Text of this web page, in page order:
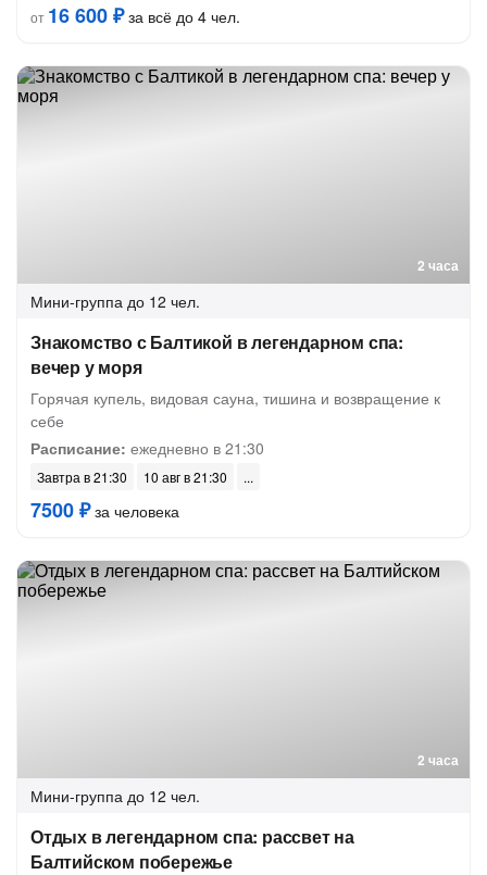
от 16 600 ₽за всё до 4 чел.
2 часа
Мини-группа до 12 чел.
Знакомство с Балтикой в легендарном спа:
вечер у моря
Горячая купель, видовая сауна, тишина и возвращение к
себе
Расписание: ежедневно в 21:30
Завтра в 21:30 10 авг в 21:30
7500 ₽за человека
2 часа
Мини-группа до 12 чел.
Отдых в легендарном спа: рассвет на
Балтийском побережье